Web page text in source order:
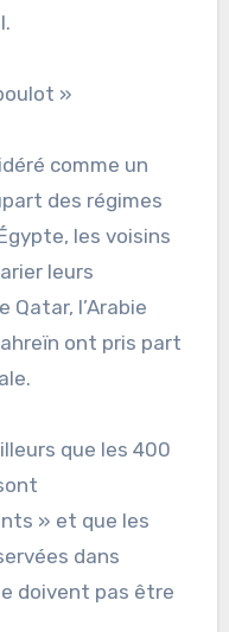
»
comme un
des régimes
les voisins
leurs
Qatar, l’Arabie
ont pris part
que les 400
» et que les
dans
doivent pas être